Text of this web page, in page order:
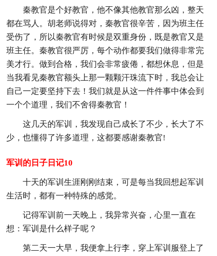
秦教官是个好教官，他不像其他教官那么凶，整天
都在骂人。胡老师说得对，秦教官很辛苦，因为班主任
受伤了，所以秦教官有时候是双重身份，既是教官又是
班主任。秦教官很严厉，每个动作都要我们做得非常完
美才行。做到合格，我们会非常疲倦，都想休息，但是
当我看见秦教官额头上那一颗颗汗珠流下时，我总会让
自己一定要坚持下去！我们就是从这一件件事中体会到
一个个道理，我们不舍得秦教官！
这几天的军训，我发现自己成长了不少，长大了不
少，也懂得了许多道理，这都要感谢秦教官!
军训的日子日记10
十天的军训生涯刚刚结束，可是每当我回想起军训
生活时，都有一种特殊的感觉。
记得军训前一天晚上，我异常兴奋，心里一直在
想：军训是什么样子呢？
第二天一大早，我便拿上行李，穿上军训服登上了